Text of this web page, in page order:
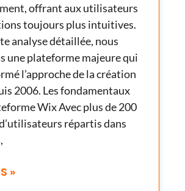
offrant aux utilisateurs
toujours plus intuitives.
analyse détaillée, nous
une plateforme majeure qui
l’approche de la création
2006. Les fondamentaux
Wix Avec plus de 200
répartis dans
»